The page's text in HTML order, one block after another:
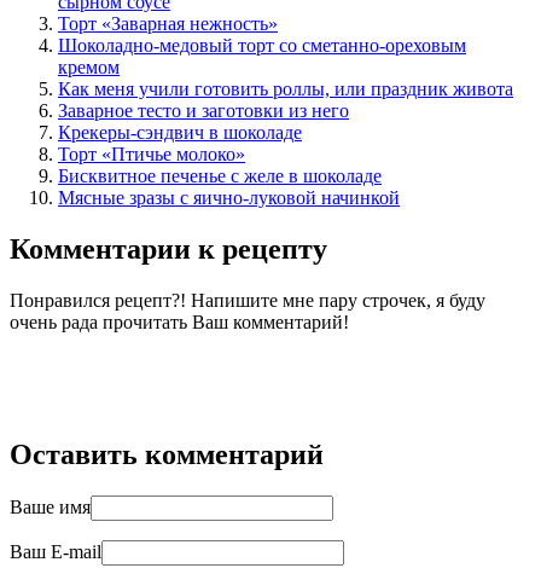
Торт «Заварная нежность»
Шоколадно-медовый торт со сметанно-ореховым
кремом
Как меня учили готовить роллы, или праздник живота
Заварное тесто и заготовки из него
Крекеры-сэндвич в шоколаде
Торт «Птичье молоко»
Бисквитное печенье с желе в шоколаде
Мясные зразы с яично-луковой начинкой
Комментарии к рецепту
Понравился рецепт?! Напишите мне пару строчек, я буду
очень рада прочитать Ваш комментарий!
Оставить комментарий
Ваше имя
Ваш E-mail